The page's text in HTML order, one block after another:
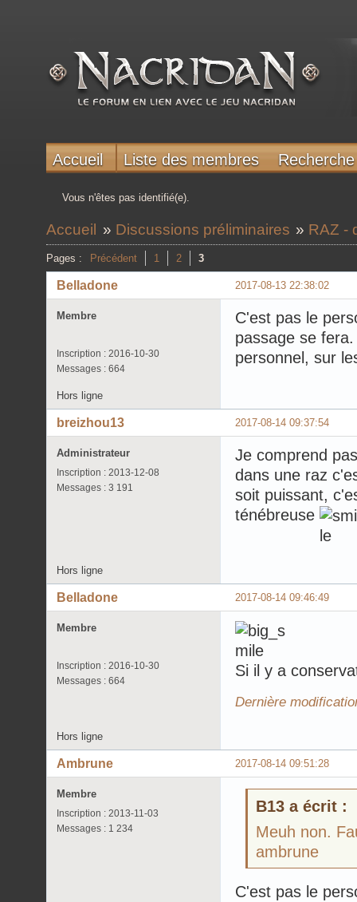
Accueil Liste des membres Recherche
Vous n'êtes pas identifié(e).
Accueil » Discussions préliminaires » RAZ -
Pages : Précédent 1 2 3
2017-08-13 22:38:02
Belladone
Membre
Inscription : 2016-10-30
Messages : 664
C'est pas le
passage se
personnel, sur
Hors ligne
2017-08-14 09:37:54
breizhou13
Administrateur
Inscription : 2013-12-08
Messages : 3 191
Je comprend
dans une raz
soit puissant,
ténébreuse
Hors ligne
2017-08-14 09:46:49
Belladone
Membre
Inscription : 2016-10-30
Messages : 664
Si il y a
Dernière
Hors ligne
2017-08-14 09:51:28
Ambrune
Membre
Inscription : 2013-11-03
Messages : 1 234
B13 a écrit :
Meuh non.
ambrune
C'est pas le